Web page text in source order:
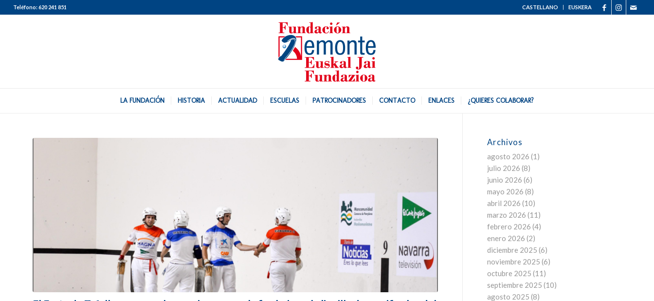
CASTELLANO EUSKERA
Teléfono:620 241 851
LA FUNDACIÓN HISTORIA ACTUALIDAD ESCUELAS PATROCINADORES CONTACTO ENLACES ¿QUIERES COLABORAR?
Archivos
agosto 2026 (1)
julio 2026 (8)
junio 2026 (6)
mayo 2026 (8)
abril 2026 (10)
marzo 2026 (11)
febrero 2026 (4)
enero 2026 (2)
diciembre 2025 (6)
noviembre 2025 (6)
octubre 2025 (11)
septiembre 2025 (10)
agosto 2025 (8)